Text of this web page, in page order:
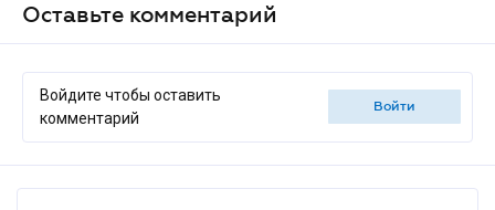
Оставьте комментарий
Войдите чтобы оставить
комментарий
войти